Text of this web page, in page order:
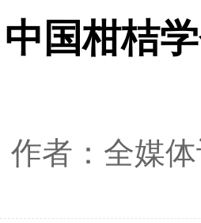
中国柑桔
作者：全媒